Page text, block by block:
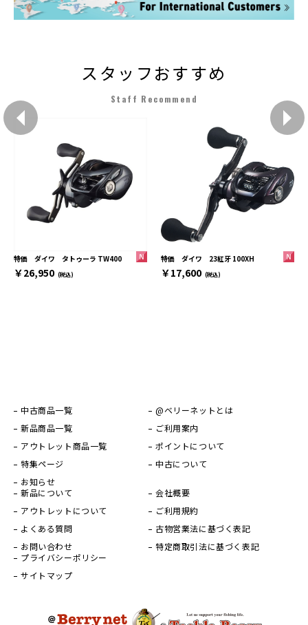
スタッフおすすめ
Staff Recommend
特価 ダイワ タトゥーラ TW400
￥26,950 (税込)
特価 ダイワ 23紅牙 100XH
￥17,600 (税込)
中古商品一覧
新品商品一覧
アウトレット商品一覧
特集ページ
お知らせ
@ベリーネットとは
ご利用案内
ポイントについて
中古について
新品について
アウトレットについて
よくある質問
お問い合わせ
会社概要
ご利用規約
古物営業法に基づく表記
特定商取引法に基づく表記
プライバシーポリシー
サイトマップ